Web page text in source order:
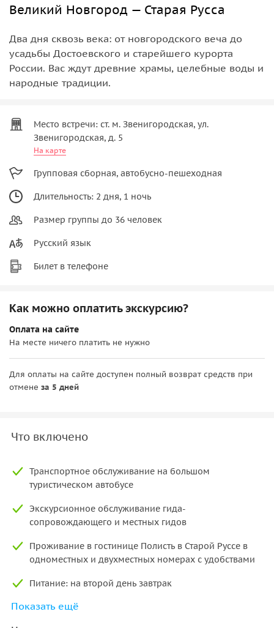
Великий Новгород — Старая Русса
Два дня сквозь века: от новгородского веча до
усадьбы Достоевского и старейшего курорта
России. Вас ждут древние храмы, целебные воды и
народные традиции.
Место встречи: ст. м. Звенигородская, ул.
Звенигородская, д. 5
На карте
Групповая сборная, автобусно-пешеходная
Длительность: 2 дня, 1 ночь
Размер группы до 36 человек
Русский язык
Билет в телефоне
Как можно оплатить экскурсию?
Оплата на сайте
На месте ничего платить не нужно
Для оплаты на сайте доступен полный возврат средств при
отмене за 5 дней
Что включено
Транспортное обслуживание на большом
туристическом автобусе
Экскурсионное обслуживание гида-
сопровождающего и местных гидов
Проживание в гостинице Полисть в Старой Руссе в
одноместных и двухместных номерах с удобствами
Питание: на второй день завтрак
Входные билеты по программе: Новгородский
Показать ещё